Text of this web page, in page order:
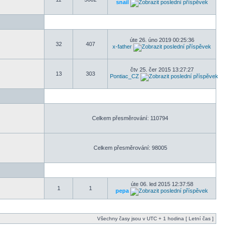
snail
32 407
úte 26. úno 2019 00:25:36
x-father
13 303
čtv 25. čer 2015 13:27:27
Pontiac_CZ
Celkem přesměrování: 110794
Celkem přesměrování: 98005
1 1
úte 06. led 2015 12:37:58
pepa
Všechny časy jsou v UTC + 1 hodina [ Letní čas ]